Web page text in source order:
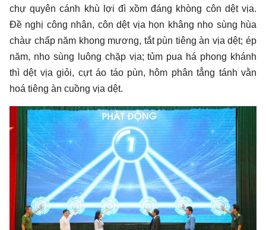
chự quyên cánh khù lợi đì xồm đáng khòng côn dệt vịa.
Đề nghị công nhân, côn dệt vịa họn khâng nho sùng hùa
chàư chấp năm khong mương, tắt pùn tiêng àn vịa dệt; ép
năm, nho sùng luông chặp vịa; tủm pua há phong khánh
thì dệt vịa giỏi, cựt áo táo pùn, hôm phân tẳng tánh vằn
hoá tiêng àn cuồng vịa dệt.